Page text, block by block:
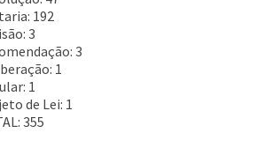
192
3
3
1
1
de Lei: 1
355